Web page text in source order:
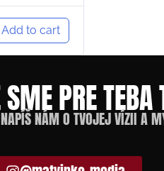
Add to cart
PRE
NÁM O TVOJEJ VÍZII A